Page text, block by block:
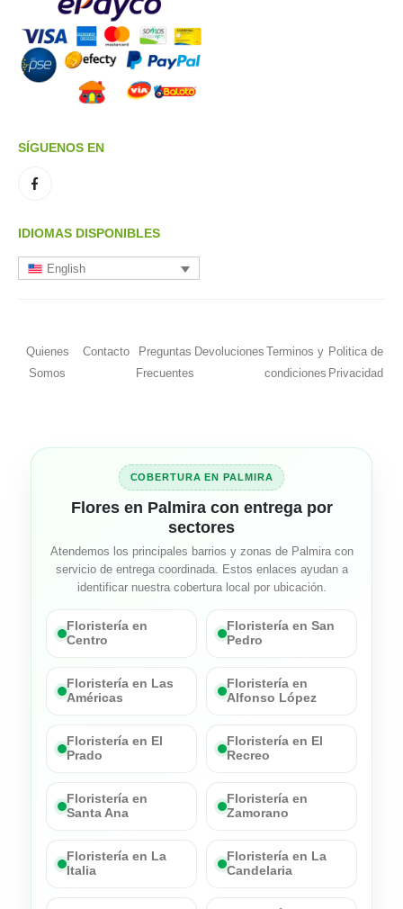
SÍGUENOS EN
IDIOMAS DISPONIBLES
English
Quienes
Somos
Contacto
Preguntas
Frecuentes
Devoluciones Terminos y
condiciones
Politica de
Privacidad
COBERTURA EN PALMIRA
Flores en Palmira con entrega por
sectores
Atendemos los principales barrios y zonas de Palmira con
servicio de entrega coordinada. Estos enlaces ayudan a
identificar nuestra cobertura local por ubicación.
Floristería en
Centro
Floristería en San
Pedro
Floristería en Las
Américas
Floristería en
Alfonso López
Floristería en El
Prado
Floristería en El
Recreo
Floristería en
Santa Ana
Floristería en
Zamorano
Floristería en La
Italia
Floristería en La
Candelaria